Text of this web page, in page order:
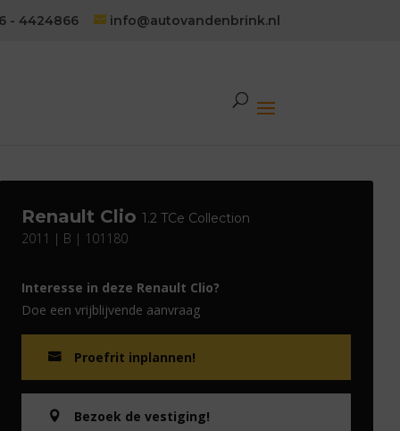
- 4424866 info@autovandenbrink.nl
Renault Clio 1.2 TCe Collection
2011 | B | 101180
Interesse in deze Renault Clio?
Doe een vrijblijvende aanvraag
Proefrit inplannen!
Bezoek de vestiging!